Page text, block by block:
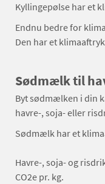
Kyllingepølse har et
Endnu bedre for
Den har et
Sødmælk til
Byt sødmælken i din
havre-, soja- eller
Sødmælk har et
Havre-, soja- og
CO2e pr. kg.